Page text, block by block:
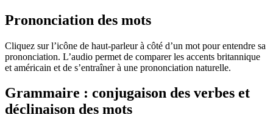
Prononciation des mots
Cliquez sur l’icône de haut-parleur à côté d’un mot pour entendre sa
prononciation. L’audio permet de comparer les accents britannique
et américain et de s’entraîner à une prononciation naturelle.
Grammaire : conjugaison des verbes et
déclinaison des mots